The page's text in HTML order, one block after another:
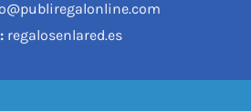
regalosenlared.es